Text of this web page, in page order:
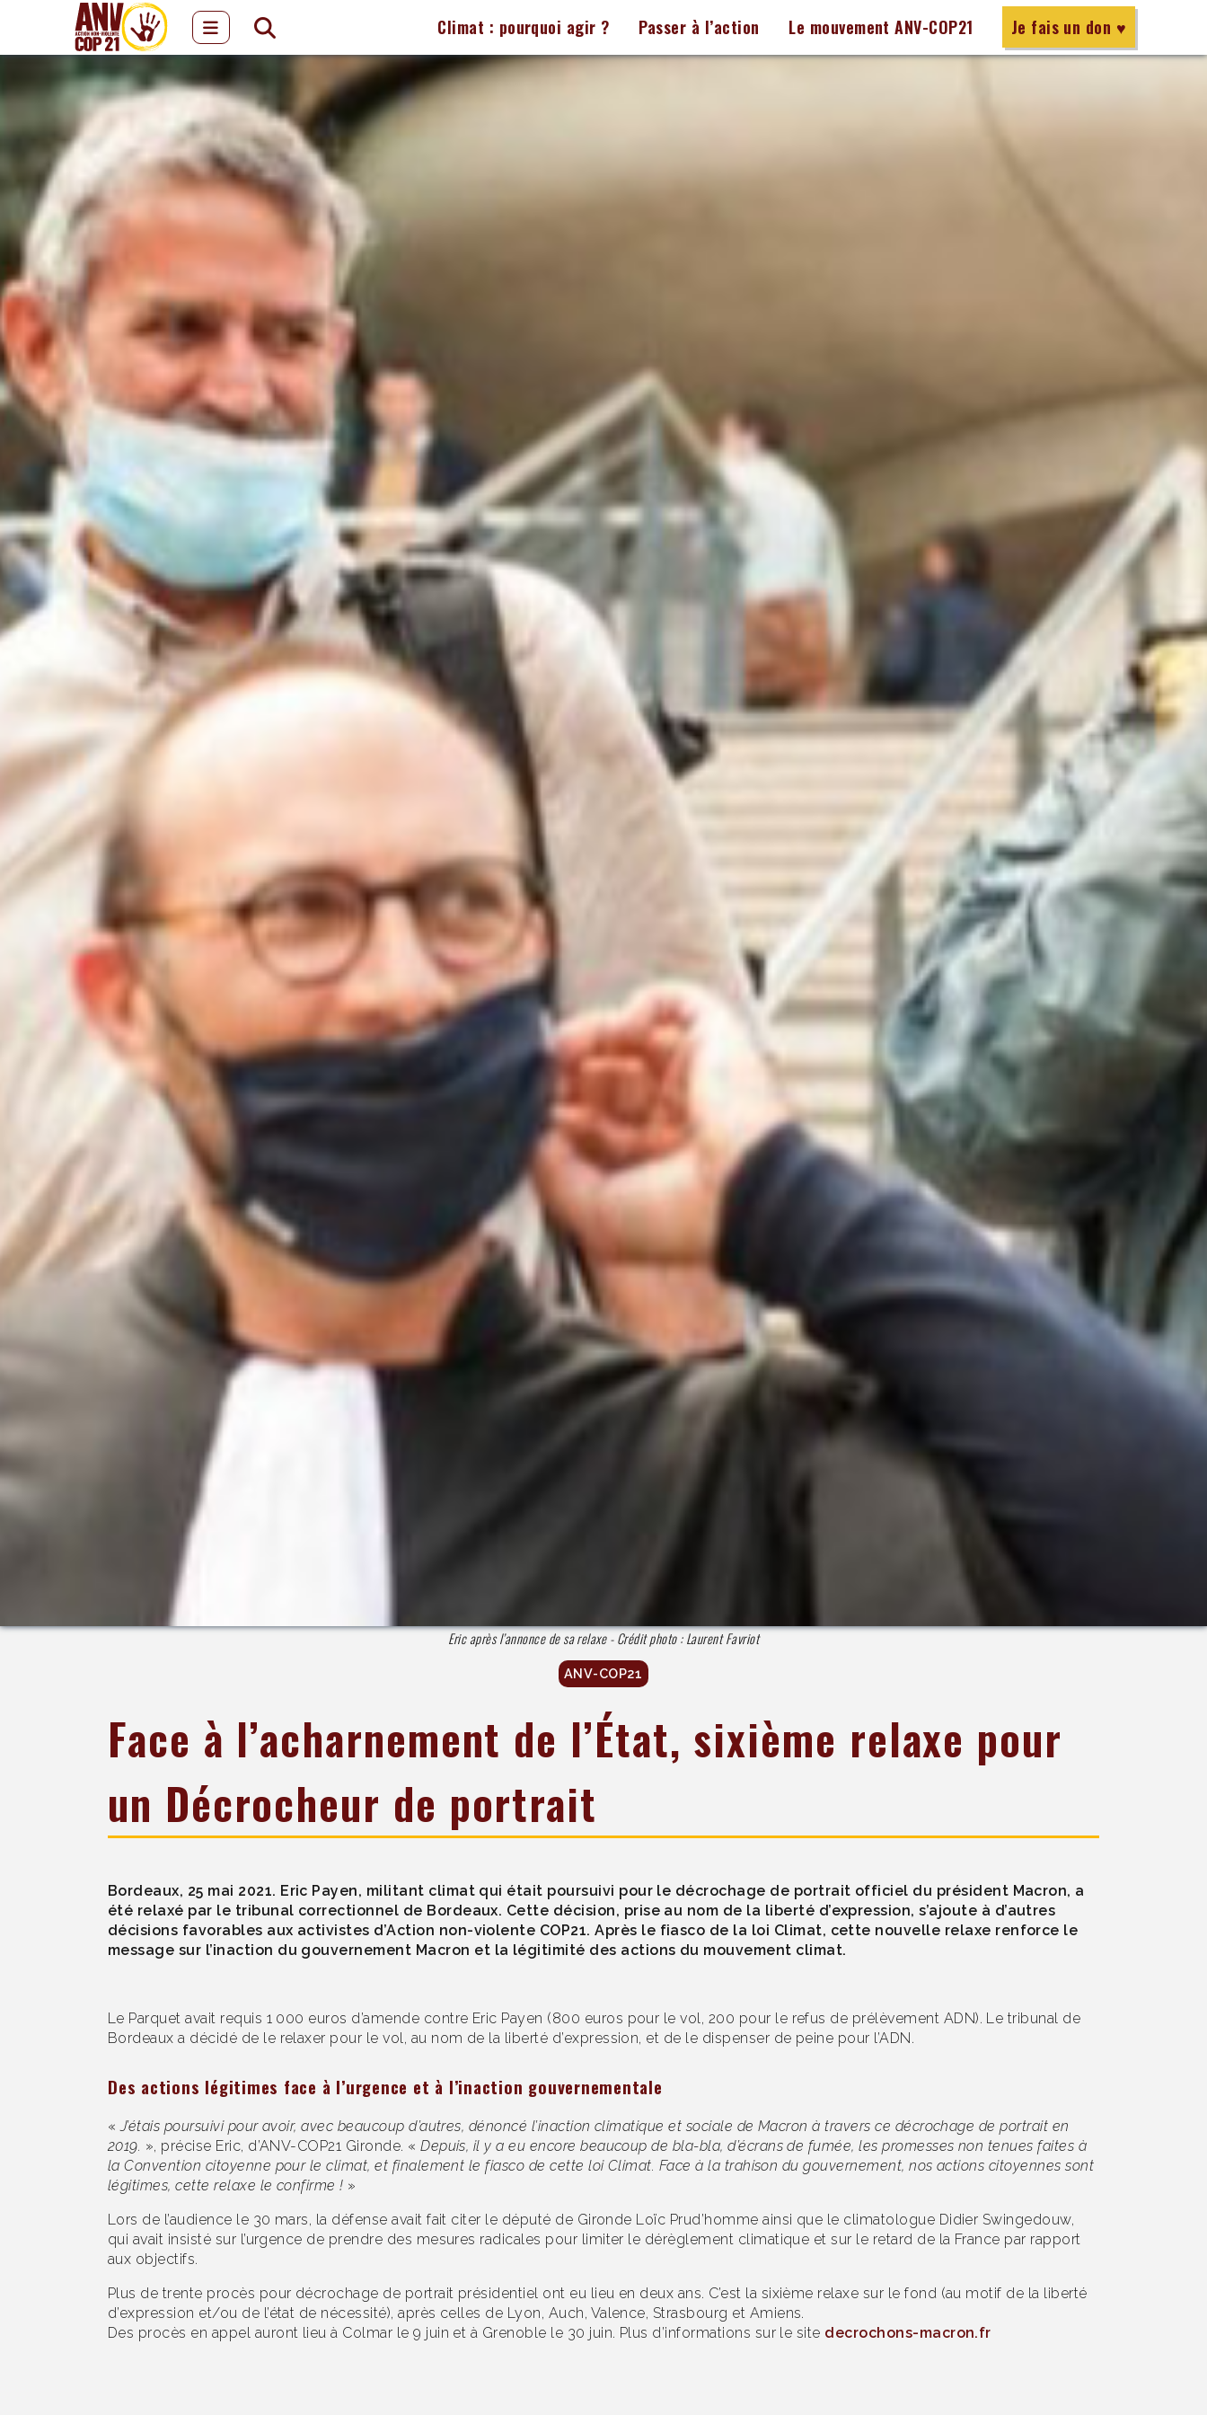
Climat : pourquoi agir ? Passer à l’action Le mouvement ANV-COP21 Je fais un don ♥
Eric après l’annonce de sa relaxe - Crédit photo : Laurent Favriot
ANV-COP21
Face à l’acharnement de l’État, sixième relaxe pour
un Décrocheur de portrait
Bordeaux, 25 mai 2021. Eric Payen, militant climat qui était poursuivi pour le décrochage de portrait officiel du président Macron, a
été relaxé par le tribunal correctionnel de Bordeaux. Cette décision, prise au nom de la liberté d’expression, s’ajoute à d’autres
décisions favorables aux activistes d’Action non-violente COP21. Après le fiasco de la loi Climat, cette nouvelle relaxe renforce le
message sur l’inaction du gouvernement Macron et la légitimité des actions du mouvement climat.
Le Parquet avait requis 1 000 euros d’amende contre Eric Payen (800 euros pour le vol, 200 pour le refus de prélèvement ADN). Le tribunal de
Bordeaux a décidé de le relaxer pour le vol, au nom de la liberté d’expression, et de le dispenser de peine pour l’ADN.
Des actions légitimes face à l’urgence et à l’inaction gouvernementale
«J’étais poursuivi pour avoir, avec beaucoup d’autres, dénoncé l’inaction climatique et sociale de Macron à travers ce décrochage de portrait en
2019. », précise Eric, d’ANV-COP21 Gironde. «Depuis, il y a eu encore beaucoup de bla-bla, d’écrans de fumée, les promesses non tenues faites à
la Convention citoyenne pour le climat, et finalement le fiasco de cette loi Climat. Face à la trahison du gouvernement, nos actions citoyennes sont
légitimes, cette relaxe le confirme ! »
Lors de l’audience le 30 mars, la défense avait fait citer le député de Gironde Loïc Prud’homme ainsi que le climatologue Didier Swingedouw,
qui avait insisté sur l’urgence de prendre des mesures radicales pour limiter le dérèglement climatique et sur le retard de la France par rapport
aux objectifs.
Plus de trente procès pour décrochage de portrait présidentiel ont eu lieu en deux ans. C’est la sixième relaxe sur le fond (au motif de la liberté
d’expression et/ou de l’état de nécessité), après celles de Lyon, Auch, Valence, Strasbourg et Amiens.
Des procès en appel auront lieu à Colmar le 9 juin et à Grenoble le 30 juin. Plus d’informations sur le site decrochons-macron.fr